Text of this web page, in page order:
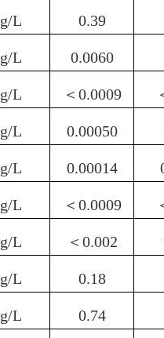
L 0.39
L 0.0060
L ＜ 0.0009
L 0.00050
L 0.00014
L ＜ 0.0009
L ＜ 0.002
L 0.18
L 0.74